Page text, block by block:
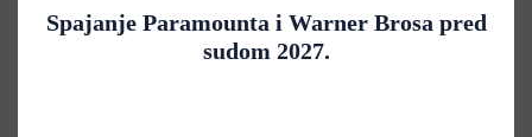
Spajanje Paramounta i Warner Brosa pred
sudom 2027.